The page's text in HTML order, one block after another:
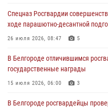
За неделю белгородские
правонарушений
04 августа 2026, 06:03
Сотрудники Росгвардии
товаров из гипермаркета в
03 августа 2026, 13:29
Спецназ Росгвардии
ходе парашютно-десантной
26 июля 2026, 08:47 5
В Белгороде отличившимся
государственные награды
15 июля 2026, 06:00 3
В Белгороде росгвардейцы